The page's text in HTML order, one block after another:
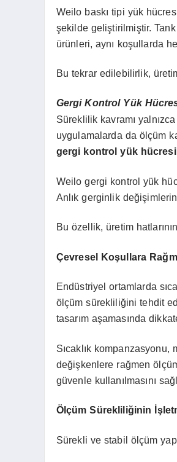
Weilo baskı tipi yük
şekilde geliştirilmiştir. Tank
ürünleri, aynı koşullarda
Bu tekrar edilebilirlik,
Gergi Kontrol Yük
Süreklilik kavramı
uygulamalarda da ölçüm
gergi kontrol yük hücresi
Weilo gergi kontrol yük
Anlık gerginlik
Bu özellik, üretim
Çevresel Koşullara
Endüstriyel ortamlarda
ölçüm sürekliliğini tehdit
tasarım aşamasında
Sıcaklık kompanzasyonu,
değişkenlere rağmen
güvenle kullanılmasını
Ölçüm Sürekliliğinin
Sürekli ve stabil ölçüm